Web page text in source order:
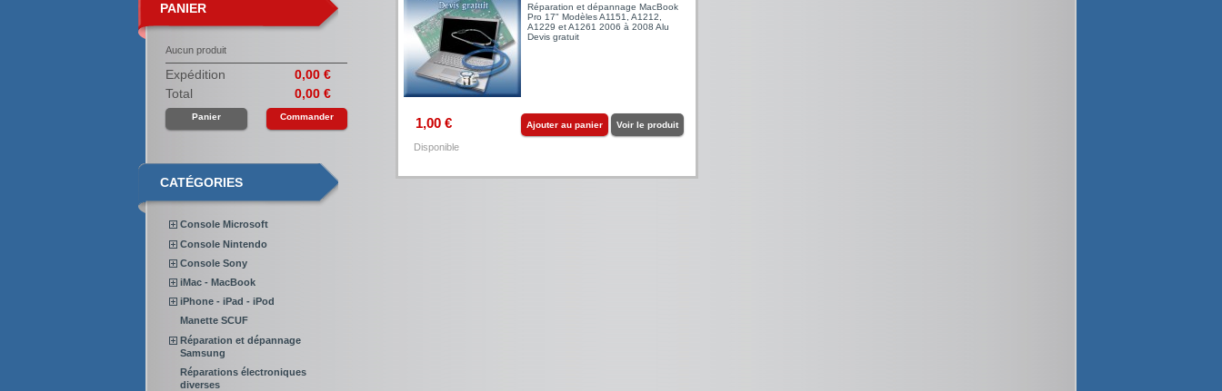
PANIER
Aucun produit
Expédition
0,00 €
Total
0,00 €
Panier Commander
CATÉGORIES
Console Microsoft
Console Nintendo
Console Sony
iMac - MacBook
iPhone - iPad - iPod
Manette SCUF
Réparation et dépannage
Samsung
Réparations électroniques
diverses
Réparation et dépannage MacBook
Pro 17" Modèles A1151, A1212,
A1229 et A1261 2006 à 2008 Alu
Devis gratuit
1,00 €
Disponible
Ajouter au panier Voir le produit